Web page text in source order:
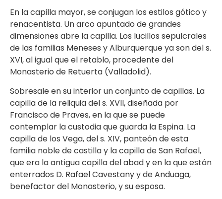
En la capilla mayor, se conjugan los estilos gótico y
renacentista. Un arco apuntado de grandes
dimensiones abre la capilla. Los lucillos sepulcrales
de las familias Meneses y Alburquerque ya son del s.
XVI, al igual que el retablo, procedente del
Monasterio de Retuerta (Valladolid).
Sobresale en su interior un conjunto de capillas. La
capilla de la reliquia del s. XVII, diseñada por
Francisco de Praves, en la que se puede
contemplar la custodia que guarda la Espina. La
capilla de los Vega, del s. XIV, panteón de esta
familia noble de castilla y la capilla de San Rafael,
que era la antigua capilla del abad y en la que están
enterrados D. Rafael Cavestany y de Anduaga,
benefactor del Monasterio, y su esposa.